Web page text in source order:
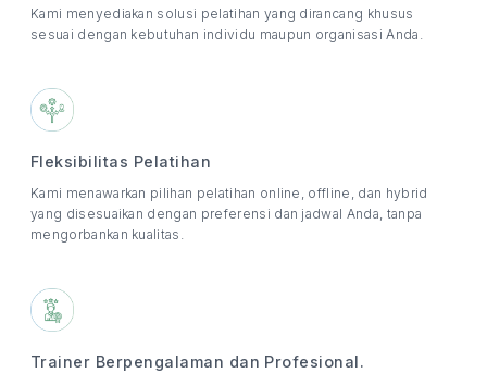
Kami menyediakan solusi pelatihan yang dirancang khusus
sesuai dengan kebutuhan individu maupun organisasi Anda.
Fleksibilitas Pelatihan
Kami menawarkan pilihan pelatihan online, offline, dan hybrid
yang disesuaikan dengan preferensi dan jadwal Anda, tanpa
mengorbankan kualitas.
Trainer Berpengalaman dan Profesional.